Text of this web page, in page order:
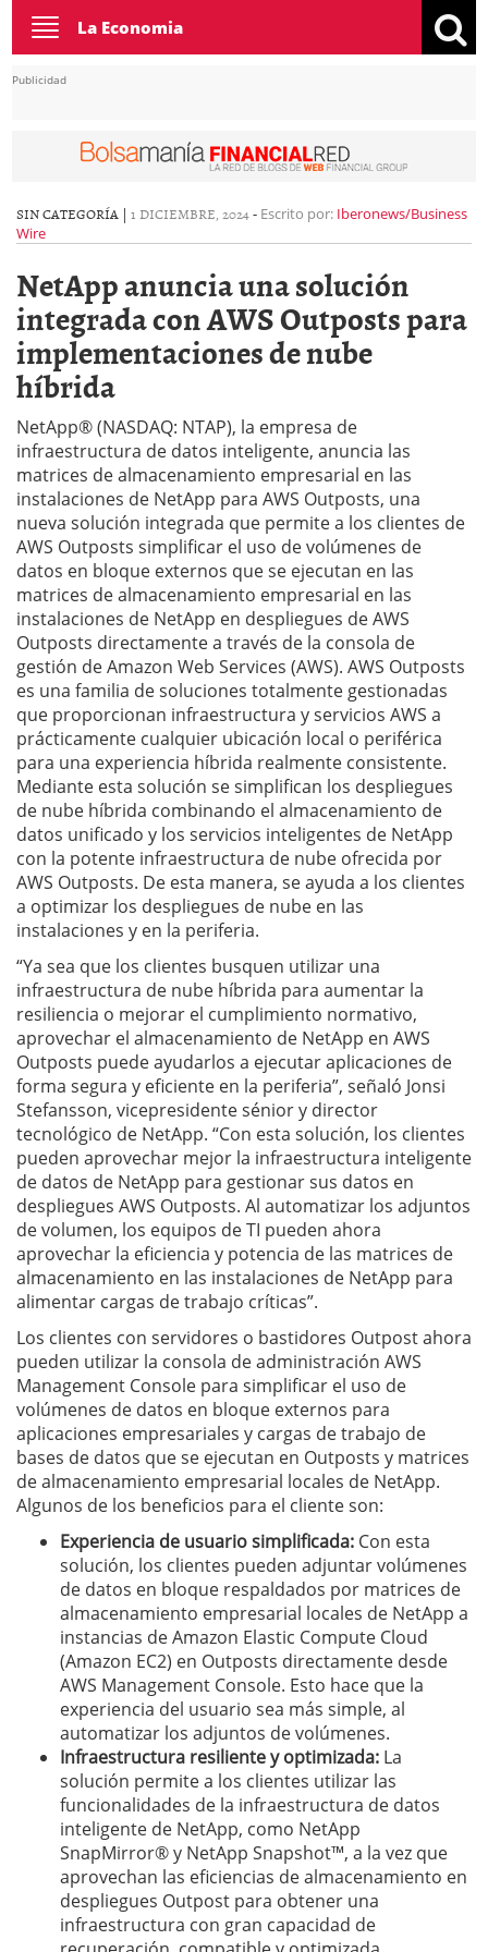
Toggle
navigation
La Economia
Publicidad
SIN CATEGORÍA | 1 DICIEMBRE, 2024- Escrito por: Iberonews/Business
Wire
NetApp anuncia una solución
integrada con AWS Outposts para
implementaciones de nube
híbrida
NetApp® (NASDAQ: NTAP), la empresa de
infraestructura de datos inteligente, anuncia las
matrices de almacenamiento empresarial en las
instalaciones de NetApp para AWS Outposts, una
nueva solución integrada que permite a los clientes de
AWS Outposts simplificar el uso de volúmenes de
datos en bloque externos que se ejecutan en las
matrices de almacenamiento empresarial en las
instalaciones de NetApp en despliegues de AWS
Outposts directamente a través de la consola de
gestión de Amazon Web Services (AWS). AWS Outposts
es una familia de soluciones totalmente gestionadas
que proporcionan infraestructura y servicios AWS a
prácticamente cualquier ubicación local o periférica
para una experiencia híbrida realmente consistente.
Mediante esta solución se simplifican los despliegues
de nube híbrida combinando el almacenamiento de
datos unificado y los servicios inteligentes de NetApp
con la potente infraestructura de nube ofrecida por
AWS Outposts. De esta manera, se ayuda a los clientes
a optimizar los despliegues de nube en las
instalaciones y en la periferia.
“Ya sea que los clientes busquen utilizar una
infraestructura de nube híbrida para aumentar la
resiliencia o mejorar el cumplimiento normativo,
aprovechar el almacenamiento de NetApp en AWS
Outposts puede ayudarlos a ejecutar aplicaciones de
forma segura y eficiente en la periferia”, señaló Jonsi
Stefansson, vicepresidente sénior y director
tecnológico de NetApp. “Con esta solución, los clientes
pueden aprovechar mejor la infraestructura inteligente
de datos de NetApp para gestionar sus datos en
despliegues AWS Outposts. Al automatizar los adjuntos
de volumen, los equipos de TI pueden ahora
aprovechar la eficiencia y potencia de las matrices de
almacenamiento en las instalaciones de NetApp para
alimentar cargas de trabajo críticas”.
Los clientes con servidores o bastidores Outpost ahora
pueden utilizar la consola de administración AWS
Management Console para simplificar el uso de
volúmenes de datos en bloque externos para
aplicaciones empresariales y cargas de trabajo de
bases de datos que se ejecutan en Outposts y matrices
de almacenamiento empresarial locales de NetApp.
Algunos de los beneficios para el cliente son:
Experiencia de usuario simplificada: Con esta
solución, los clientes pueden adjuntar volúmenes
de datos en bloque respaldados por matrices de
almacenamiento empresarial locales de NetApp a
instancias de Amazon Elastic Compute Cloud
(Amazon EC2) en Outposts directamente desde
AWS Management Console. Esto hace que la
experiencia del usuario sea más simple, al
automatizar los adjuntos de volúmenes.
Infraestructura resiliente y optimizada: La
solución permite a los clientes utilizar las
funcionalidades de la infraestructura de datos
inteligente de NetApp, como NetApp
SnapMirror® y NetApp Snapshot™, a la vez que
aprovechan las eficiencias de almacenamiento en
despliegues Outpost para obtener una
infraestructura con gran capacidad de